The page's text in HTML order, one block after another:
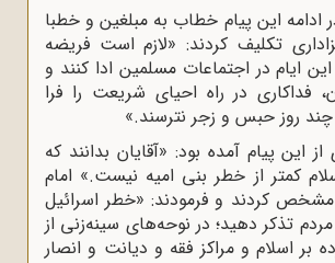
این پیام‌ خطاب‌ به‌ مبلغین‌ و خطبا
تکلیف کردند: «لازم‌ است‌ فریضه‌‌
ایام‌ در اجتماعات‌ مسلمین‌ ادا کنند و
فداکاری‌ در راه‌ احیای ‌شریعت‌ را فرا
چند روز حبس‌ و زجر نترسند.»
از این پیام آمده بود: «آقایان بدانند که
کمتر از خطر بنی امیه نیست.» امام‌‌
کردند و فرمودند: «خطر اسرائیل‌
تذکر دهید؛ در نوحه‌های‌ سینه‌زنی‌ از
بر اسلام‌ و مراکز فقه‌ و دیانت‌ و انصار